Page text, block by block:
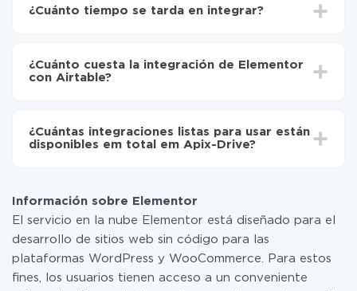
Elija qué datos transferir de Elementor a Airtable
de Elementor a Airtable
¿Cuánto tiempo se tarda en integrar?
oscilar entre 5 y 30 minutos. En promedio, la
configuración tarda entre 10 y 15 minutos.
¿Cuánto cuesta la integración de Elementor
con Airtable?
tarifas. Usted solo paga por la cantidad de datos que
realmente se transfieren de uno de sus sistemas a otro
manera segura un plan de tarifa gratuita o cambiar a
uno de pago, si es necesario. Más detalles sobre
tarifas.
¿Cuántas integraciones listas para usar están
disponibles em total em Apix-Drive?
Información sobre Elementor
El servicio en la nube Elementor está diseñado para el
desarrollo de sitios web sin código para las
plataformas WordPress y WooCommerce. Para estos
fines, los usuarios tienen acceso a un conveniente